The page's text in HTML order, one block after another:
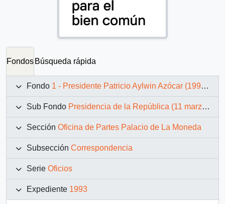
Fondos Búsqueda rápida
Fondo 1 - Presidente Patricio Aylwin Azócar (1990-1994)
Sub Fondo Presidencia de la República (11 marzo 1990 – 11 marzo 1994)
Sección Oficina de Partes Palacio de La Moneda
Subsección Correspondencia
Serie Oficios
Expediente 1993